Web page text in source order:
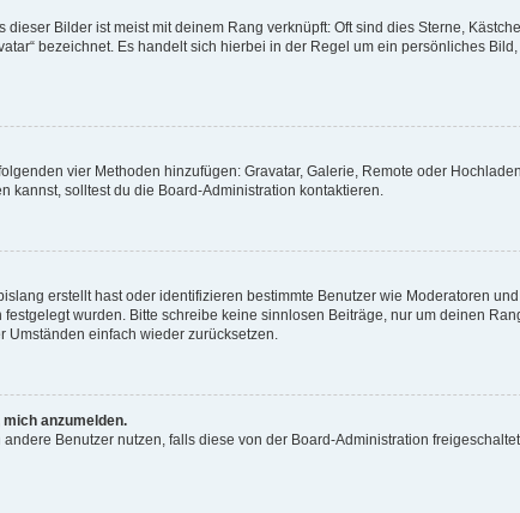
Bilder ist meist mit deinem Rang verknüpft: Oft sind dies Sterne,
bezeichnet. Es handelt sich hierbei in der Regel um ein persönliches
vier Methoden hinzufügen: Gravatar, Galerie, Remote oder
kannst, solltest du die Board-Administration kontaktieren.
erstellt hast oder identifizieren bestimmte Benutzer wie Moderatoren
wurden. Bitte schreibe keine sinnlosen Beiträge, nur um deinen
einfach wieder zurücksetzen.
anzumelden.
Benutzer nutzen, falls diese von der Board-Administration